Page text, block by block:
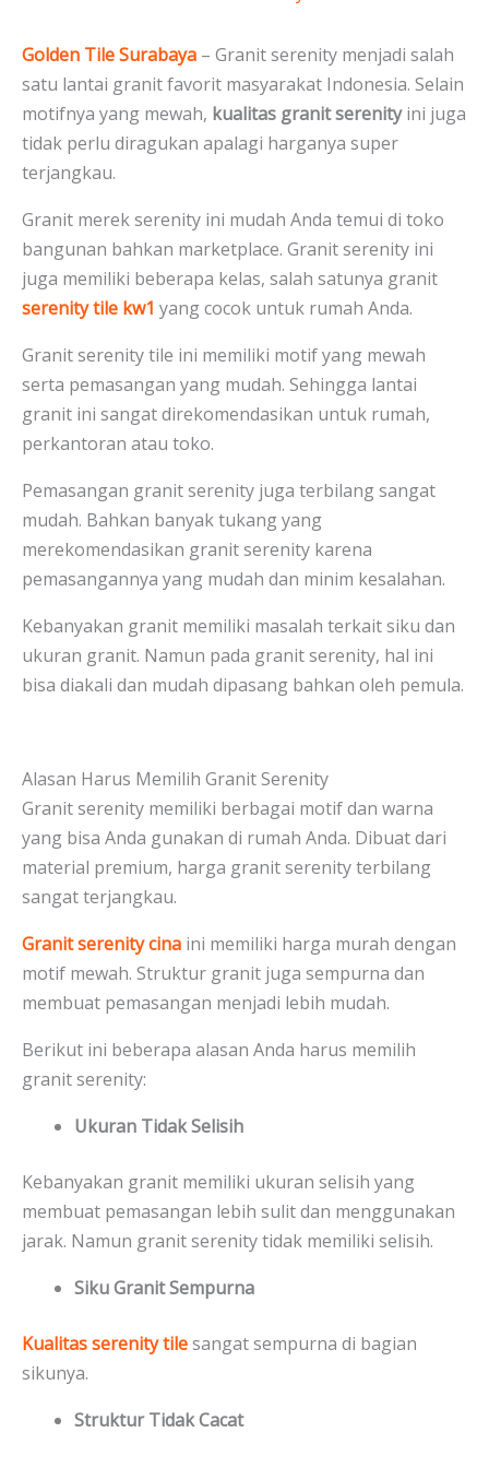
Golden Tile Surabaya – Granit serenity menjadi salah
satu lantai granit favorit masyarakat Indonesia. Selain
motifnya yang mewah, kualitas granit serenityini juga
tidak perlu diragukan apalagi harganya super
terjangkau.
Granit merek serenity ini mudah Anda temui di toko
bangunan bahkan marketplace. Granit serenity ini
juga memiliki beberapa kelas, salah satunya granit
serenity tile kw1 yang cocok untuk rumah Anda.
Granit serenity tile ini memiliki motif yang mewah
serta pemasangan yang mudah. Sehingga lantai
granit ini sangat direkomendasikan untuk rumah,
perkantoran atau toko.
Pemasangan granit serenity juga terbilang sangat
mudah. Bahkan banyak tukang yang
merekomendasikan granit serenity karena
pemasangannya yang mudah dan minim kesalahan.
Kebanyakan granit memiliki masalah terkait siku dan
ukuran granit. Namun pada granit serenity, hal ini
bisa diakali dan mudah dipasang bahkan oleh pemula.
Alasan Harus Memilih Granit Serenity
Granit serenity memiliki berbagai motif dan warna
yang bisa Anda gunakan di rumah Anda. Dibuat dari
material premium, harga granit serenity terbilang
sangat terjangkau.
Granit serenity cina ini memiliki harga murah dengan
motif mewah. Struktur granit juga sempurna dan
membuat pemasangan menjadi lebih mudah.
Berikut ini beberapa alasan Anda harus memilih
granit serenity:
Ukuran Tidak Selisih
Kebanyakan granit memiliki ukuran selisih yang
membuat pemasangan lebih sulit dan menggunakan
jarak. Namun granit serenity tidak memiliki selisih.
Siku Granit Sempurna
Kualitas serenity tilesangat sempurna di bagian
sikunya.
Struktur Tidak Cacat